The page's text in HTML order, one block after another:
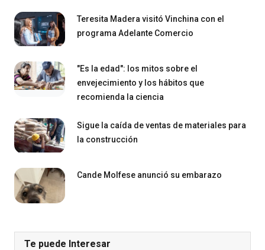
Teresita Madera visitó Vinchina con el
programa Adelante Comercio
"Es la edad": los mitos sobre el
envejecimiento y los hábitos que
recomienda la ciencia
Sigue la caída de ventas de materiales para
la construcción
Cande Molfese anunció su embarazo
Te puede Interesar